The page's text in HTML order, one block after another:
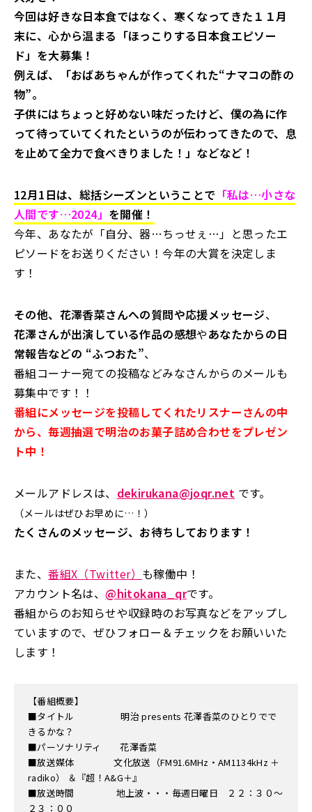
今回は好きな日本食ではなく、寒くなってきた１１月
末に、心から温まる「ほっこりする日本食エピソー
ド」を大募集！
例えば、「おばあちゃんが作ってくれた“ナマコの酢の
物”。
子供にはちょっと好めない味だったけど、僕の為に作
って待っていてくれたというのが伝わってきたので、息
を止めて全力で食べきりました！」などなど！
12月1日は、総括シーズンということで 「私は…小さな
人間です…2024」 を開催！
今年、あなたが「自分、器…ちっせぇ…」と思ったエ
ピソードをお送りください！今年の大賞を決定しま
す！
その他、花澤香菜さんへの質問や応援メッセージ、
花澤さんが出演している作品の感想やあなたからの日
常報告などの “ふつおた”、
番組コーナー宛ての投稿などみなさんからのメールも
募集中です！！
番組にメッセージを投稿してくれたリスナーさんの中
から、毎週抽選で明治のお菓子詰め合わせをプレゼン
ト中！
メールアドレスは、 dekirukana@joqr.net です。
（メールはぜひお早めに…！）
たくさんのメッセージ、お待ちしております！
また、番組X（Twitter） も稼働中！
アカウント名は、@hitokana_qrです。
番組からのお知らせや収録時のお写真などをアップし
ていますので、ぜひフォロー＆チェックをお願いいた
します！
【番組概要】
■タイトル 明治 presents 花澤香菜のひとりでで
きるかな？
■パーソナリティ 花澤香菜
■放送媒体 文化放送（FM91.6MHz・AM1134kHz ＋
radiko） ＆『超！A&G＋』
■放送時間 地上波・・・毎週日曜日 ２２：３０～
２３：００